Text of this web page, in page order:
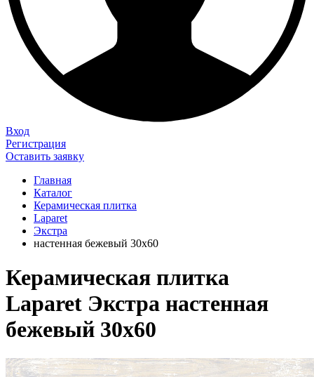
Вход
Регистрация
Оставить заявку
Главная
Каталог
Керамическая плитка
Laparet
Экстра
настенная бежевый 30х60
Керамическая плитка
Laparet Экстра настенная
бежевый 30х60